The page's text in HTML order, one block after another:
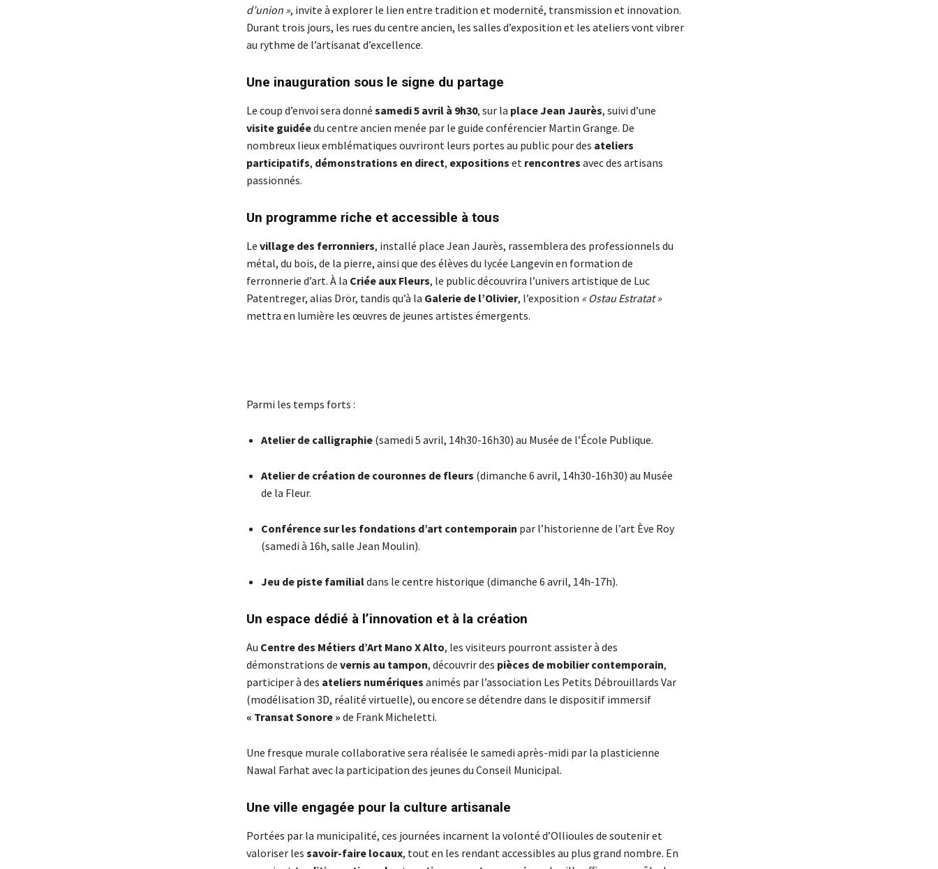
d’union », invite à explorer le lien entre tradition et modernité, transmission et innovation.
Durant trois jours, les rues du centre ancien, les salles d’exposition et les ateliers vont vibrer
au rythme de l’artisanat d’excellence.
Une inauguration sous le signe du partage
Le coup d’envoi sera donné samedi 5 avril à 9h30, sur la place Jean Jaurès, suivi d’une
visite guidéedu centre ancien menée par le guide conférencier Martin Grange. De
nombreux lieux emblématiques ouvriront leurs portes au public pour des ateliers
participatifs, démonstrations en direct, expositions et rencontres avec des artisans
passionnés.
Un programme riche et accessible à tous
Le village des ferronniers, installé place Jean Jaurès, rassemblera des professionnels du
métal, du bois, de la pierre, ainsi que des élèves du lycée Langevin en formation de
ferronnerie d’art. À la Criée aux Fleurs, le public découvrira l’univers artistique de Luc
Patentreger, alias Drör, tandis qu’à la Galerie de l’Olivier, l’exposition « Ostau Estratat »
mettra en lumière les œuvres de jeunes artistes émergents.
Parmi les temps forts :
Atelier de calligraphie(samedi 5 avril, 14h30-16h30) au Musée de l’École Publique.
Atelier de création de couronnes de fleurs (dimanche 6 avril, 14h30-16h30) au Musée
de la Fleur.
Conférence sur les fondations d’art contemporain par l’historienne de l’art Ève Roy
(samedi à 16h, salle Jean Moulin).
Jeu de piste familialdans le centre historique (dimanche 6 avril, 14h-17h).
Un espace dédié à l’innovation et à la création
Au Centre des Métiers d’Art Mano X Alto, les visiteurs pourront assister à des
démonstrations de vernis au tampon, découvrir des pièces de mobilier contemporain,
participer à des ateliers numériques animés par l’association Les Petits Débrouillards Var
(modélisation 3D, réalité virtuelle), ou encore se détendre dans le dispositif immersif
« Transat Sonore » de Frank Micheletti.
Une fresque murale collaborative sera réalisée le samedi après-midi par la plasticienne
Nawal Farhat avec la participation des jeunes du Conseil Municipal.
Une ville engagée pour la culture artisanale
Portées par la municipalité, ces journées incarnent la volonté d’Ollioules de soutenir et
valoriser les savoir-faire locaux, tout en les rendant accessibles au plus grand nombre. En